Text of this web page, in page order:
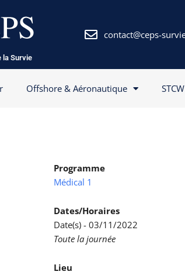
la Survie
contact@ceps-
Offshore & Aéronautique
Programme
Médical 1
Dates/Horaires
Date(s) - 03/11/2022
Toute la journée
Lieu